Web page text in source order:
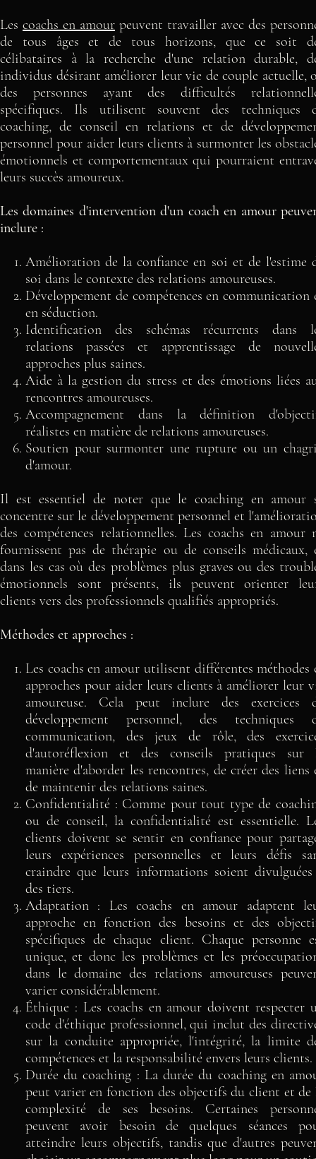
Les coachs en amour peuvent travailler avec des
de tous âges et de tous horizons, que ce soit
célibataires à la recherche d'une relation durable,
individus désirant améliorer leur vie de couple actuelle,
des personnes ayant des difficultés
spécifiques. Ils utilisent souvent des techniques
coaching, de conseil en relations et de
personnel pour aider leurs clients à surmonter les
émotionnels et comportementaux qui pourraient
leurs succès amoureux.
Les domaines d'intervention d'un coach en amour
inclure :
Amélioration de la confiance en soi et de l'estime
soi dans le contexte des relations amoureuses.
Développement de compétences en communication
en séduction.
Identification des schémas récurrents dans
relations passées et apprentissage de
approches plus saines.
Aide à la gestion du stress et des émotions liées
rencontres amoureuses.
Accompagnement dans la définition
réalistes en matière de relations amoureuses.
Soutien pour surmonter une rupture ou un
d'amour.
Il est essentiel de noter que le coaching en amour
concentre sur le développement personnel et
des compétences relationnelles. Les coachs en amour
fournissent pas de thérapie ou de conseils médicaux,
dans les cas où des problèmes plus graves ou des
émotionnels sont présents, ils peuvent orienter
clients vers des professionnels qualifiés appropriés.
Méthodes et approches :
Les coachs en amour utilisent différentes méthodes
approches pour aider leurs clients à améliorer leur
amoureuse. Cela peut inclure des exercices
développement personnel, des techniques
communication, des jeux de rôle, des
d'autoréflexion et des conseils pratiques sur
manière d'aborder les rencontres, de créer des liens
de maintenir des relations saines.
Confidentialité : Comme pour tout type de
ou de conseil, la confidentialité est essentielle.
clients doivent se sentir en confiance pour
leurs expériences personnelles et leurs défis
craindre que leurs informations soient
des tiers.
Adaptation : Les coachs en amour adaptent
approche en fonction des besoins et des
spécifiques de chaque client. Chaque personne
unique, et donc les problèmes et les
dans le domaine des relations amoureuses
varier considérablement.
Éthique : Les coachs en amour doivent respecter
code d'éthique professionnel, qui inclut des
sur la conduite appropriée, l'intégrité, la limite
compétences et la responsabilité envers leurs clients.
Durée du coaching : La durée du coaching en
peut varier en fonction des objectifs du client et de
complexité de ses besoins. Certaines
peuvent avoir besoin de quelques séances
atteindre leurs objectifs, tandis que d'autres